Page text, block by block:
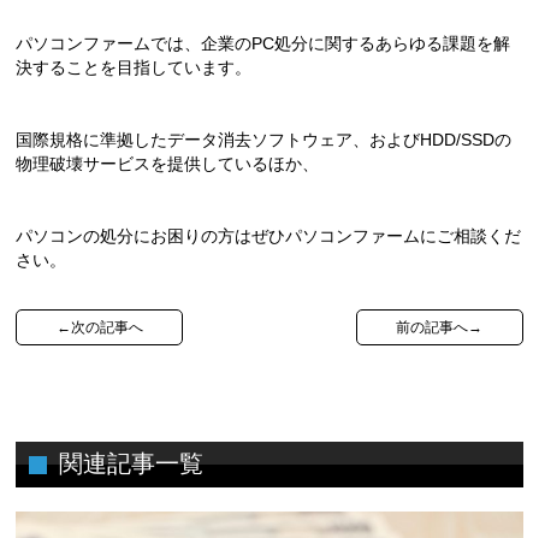
パソコンファームでは、企業のPC処分に関するあらゆる課題を解
決することを目指しています。
国際規格に準拠したデータ消去ソフトウェア、およびHDD/SSDの
物理破壊サービスを提供しているほか、
パソコンの処分にお困りの方はぜひパソコンファームにご相談くだ
さい。
前の記事へ→
←次の記事へ
関連記事一覧